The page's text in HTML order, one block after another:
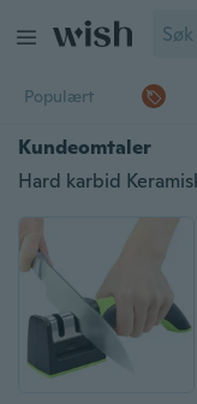
Populært
Kundeomtaler